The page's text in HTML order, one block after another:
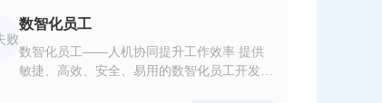
败
数智化员工
数智化员工——人机协同提升工作效率 提供
敏捷、高效、安全、易用的数智化员工开发部